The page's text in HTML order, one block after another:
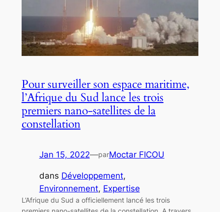
Pour surveiller son espace maritime,
l’Afrique du Sud lance les trois
premiers nano-satellites de la
constellation
Jan 15, 2022—parMoctar FICOU
dans Développement
Environnement, Expertise
L’Afrique du Sud a officiellement lancé les trois